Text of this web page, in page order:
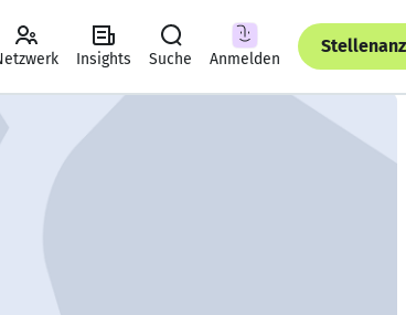
Insights Suche Anmelden